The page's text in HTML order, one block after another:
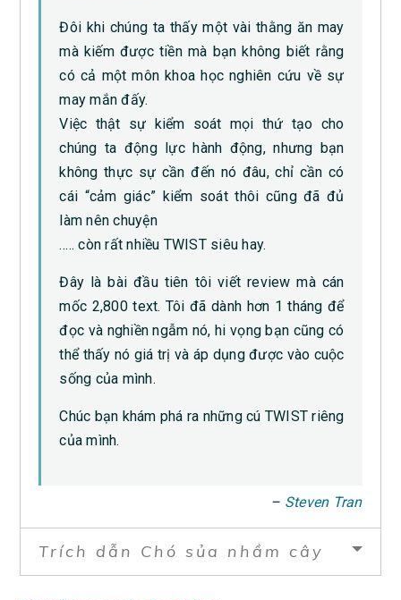
Đôi khi chúng ta thấy một vài thằng ăn may
mà kiếm được tiền mà bạn không biết rằng
có cả một môn khoa học nghiên cứu về sự
may mắn đấy.
Việc thật sự kiểm soát mọi thứ tạo cho
chúng ta động lực hành động, nhưng bạn
không thực sự cần đến nó đâu, chỉ cần có
cái “cảm giác” kiểm soát thôi cũng đã đủ
làm nên chuyện
….. còn rất nhiều TWIST siêu hay.
Đây là bài đầu tiên tôi viết review mà cán
mốc 2,800 text. Tôi đã dành hơn 1 tháng để
đọc và nghiền ngẫm nó, hi vọng bạn cũng có
thể thấy nó giá trị và áp dụng được vào cuộc
sống của mình.
Chúc bạn khám phá ra những cú TWIST riêng
của mình.
– Steven Tran
Trích dẫn Chó sủa nhầm cây